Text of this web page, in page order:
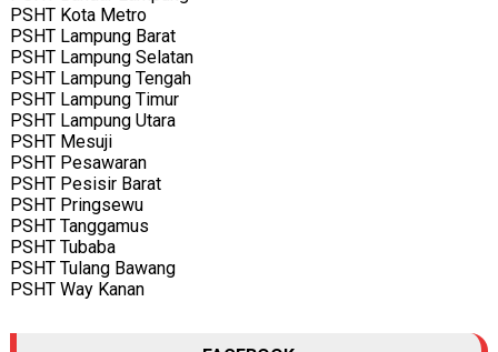
PSHT Kota Metro
PSHT Lampung Barat
PSHT Lampung Selatan
PSHT Lampung Tengah
PSHT Lampung Timur
PSHT Lampung Utara
PSHT Mesuji
PSHT Pesawaran
PSHT Pesisir Barat
PSHT Pringsewu
PSHT Tanggamus
PSHT Tubaba
PSHT Tulang Bawang
PSHT Way Kanan